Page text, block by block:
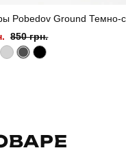
Pobedov Ground Темно-
850 грн.